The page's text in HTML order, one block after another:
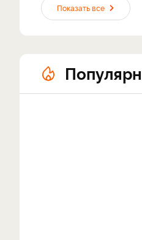
Показать все